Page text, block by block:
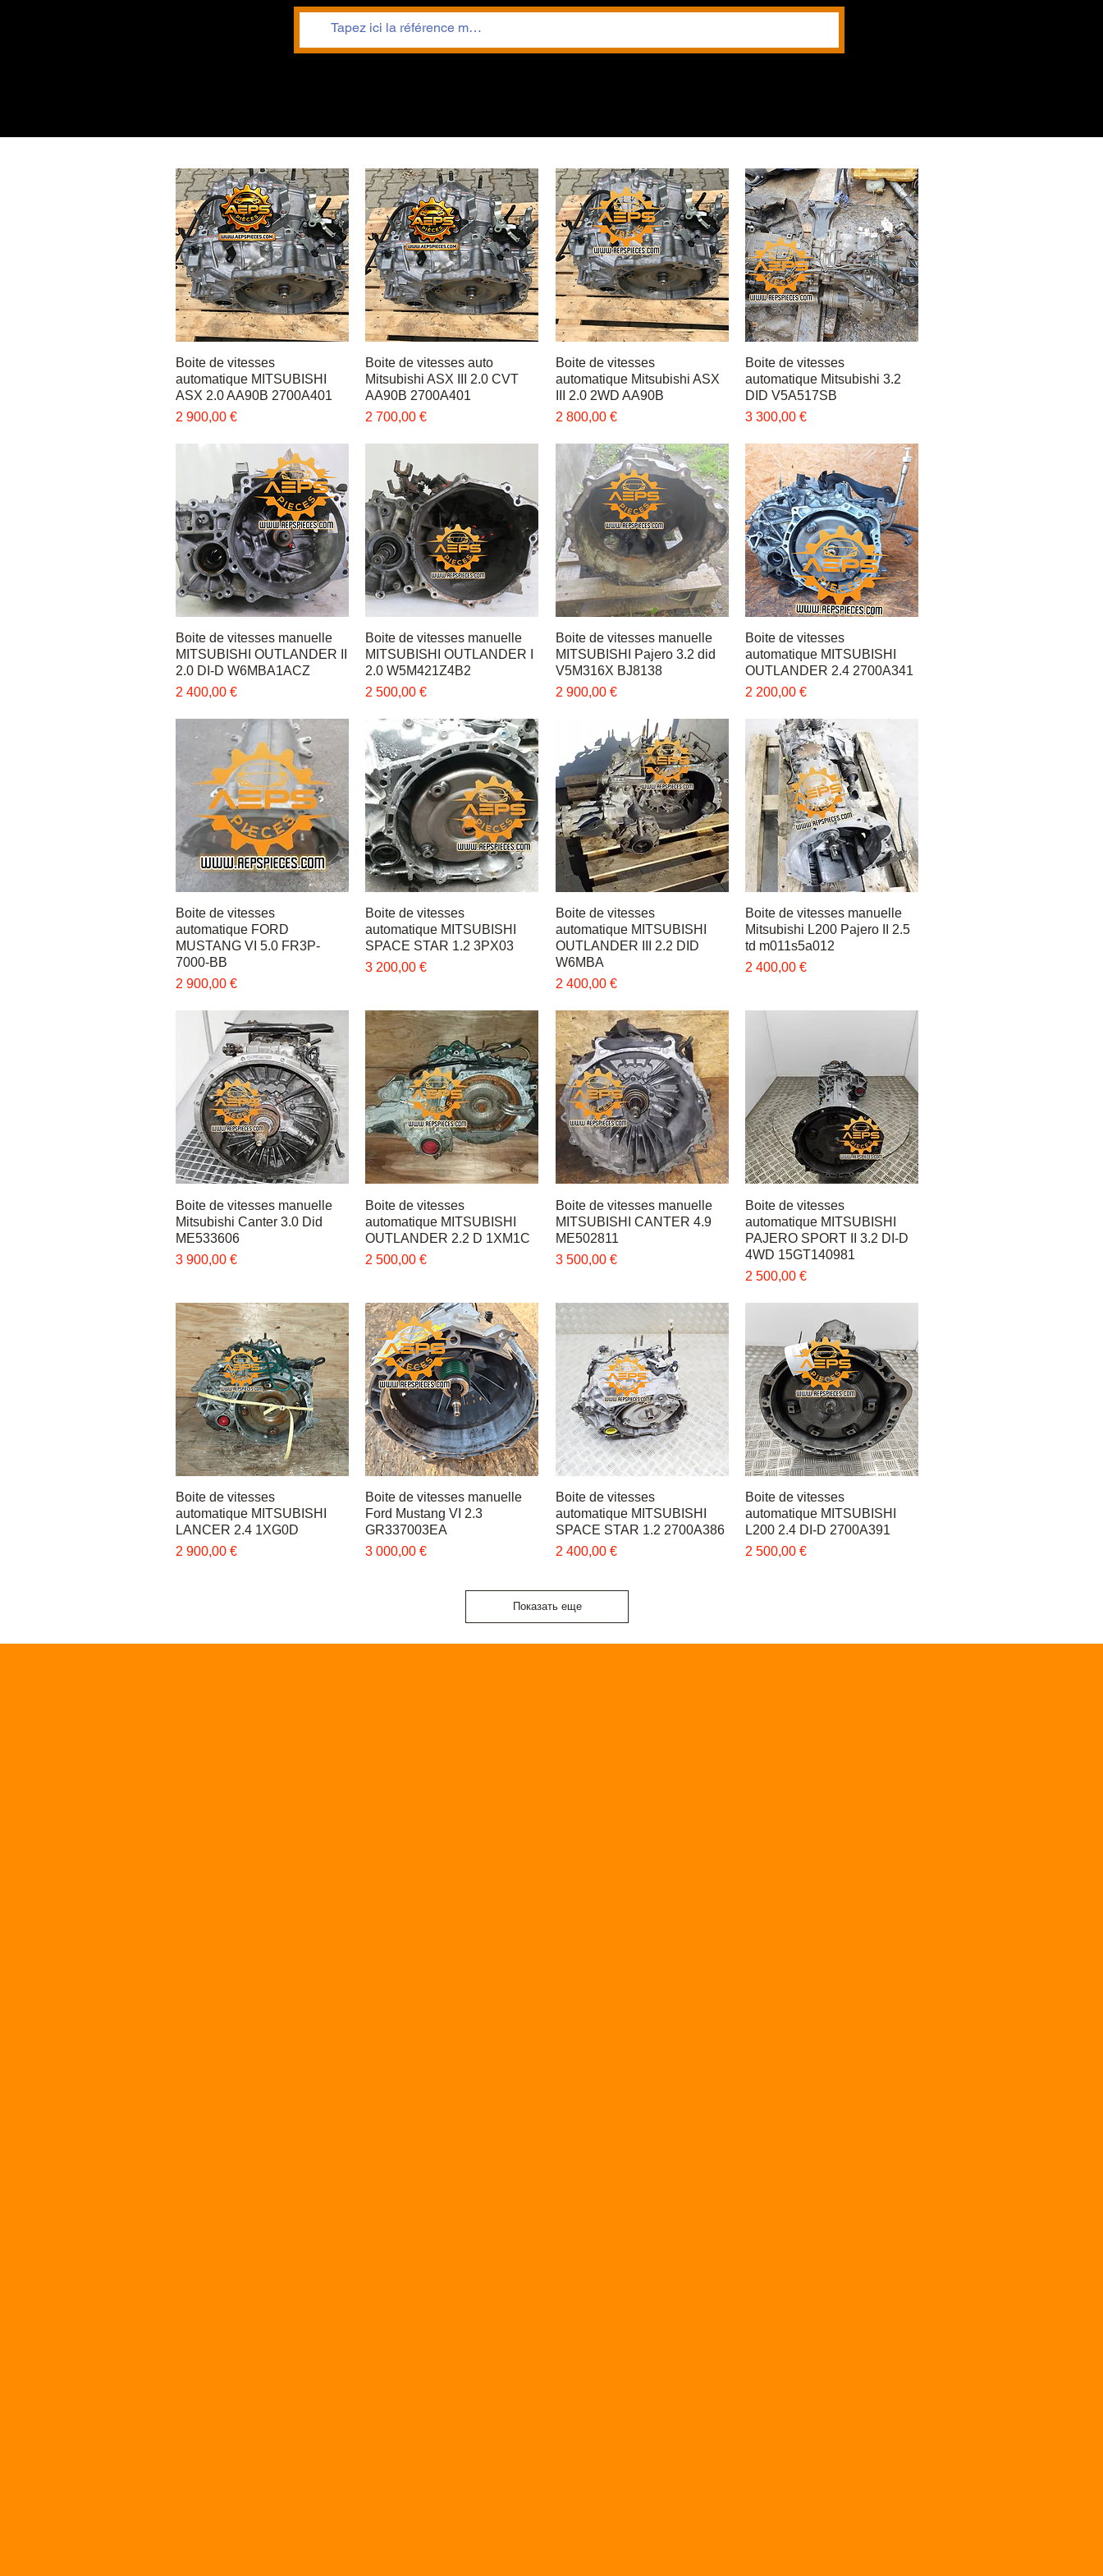
Быстрый просмотр
Boite de vitesses
automatique MITSUBISHI
ASX 2.0 AA90B 2700A401
Цена
2 900,00 €
Быстрый просмотр
Boite de vitesses auto
Mitsubishi ASX III 2.0 CVT
AA90B 2700A401
Цена
2 700,00 €
Быстрый просмотр
Boite de vitesses
automatique Mitsubishi ASX
III 2.0 2WD AA90B
Цена
2 800,00 €
Быстрый просмотр
Boite de vitesses
automatique Mitsubishi 3.2
DID V5A517SB
Цена
3 300,00 €
Быстрый просмотр
Boite de vitesses manuelle
MITSUBISHI OUTLANDER II
2.0 DI-D W6MBA1ACZ
Цена
2 400,00 €
Быстрый просмотр
Boite de vitesses manuelle
MITSUBISHI OUTLANDER I
2.0 W5M421Z4B2
Цена
2 500,00 €
Быстрый просмотр
Boite de vitesses manuelle
MITSUBISHI Pajero 3.2 did
V5M316X BJ8138
Цена
2 900,00 €
Быстрый просмотр
Boite de vitesses
automatique MITSUBISHI
OUTLANDER 2.4 2700A341
Цена
2 200,00 €
Быстрый просмотр
Boite de vitesses
automatique FORD
MUSTANG VI 5.0 FR3P-
7000-BB
Цена
2 900,00 €
Быстрый просмотр
Boite de vitesses
automatique MITSUBISHI
SPACE STAR 1.2 3PX03
Цена
3 200,00 €
Быстрый просмотр
Boite de vitesses
automatique MITSUBISHI
OUTLANDER III 2.2 DID
W6MBA
Цена
2 400,00 €
Быстрый просмотр
Boite de vitesses manuelle
Mitsubishi L200 Pajero II 2.5
td m011s5a012
Цена
2 400,00 €
Быстрый просмотр
Boite de vitesses manuelle
Mitsubishi Canter 3.0 Did
ME533606
Цена
3 900,00 €
Быстрый просмотр
Boite de vitesses
automatique MITSUBISHI
OUTLANDER 2.2 D 1XM1C
Цена
2 500,00 €
Быстрый просмотр
Boite de vitesses manuelle
MITSUBISHI CANTER 4.9
ME502811
Цена
3 500,00 €
Быстрый просмотр
Boite de vitesses
automatique MITSUBISHI
PAJERO SPORT II 3.2 DI-D
4WD 15GT140981
Цена
2 500,00 €
Быстрый просмотр
Boite de vitesses
automatique MITSUBISHI
LANCER 2.4 1XG0D
Цена
2 900,00 €
Быстрый просмотр
Boite de vitesses manuelle
Ford Mustang VI 2.3
GR337003EA
Цена
3 000,00 €
Быстрый просмотр
Boite de vitesses
automatique MITSUBISHI
SPACE STAR 1.2 2700A386
Цена
2 400,00 €
Быстрый просмотр
Boite de vitesses
automatique MITSUBISHI
L200 2.4 DI-D 2700A391
Цена
2 500,00 €
Показать еще